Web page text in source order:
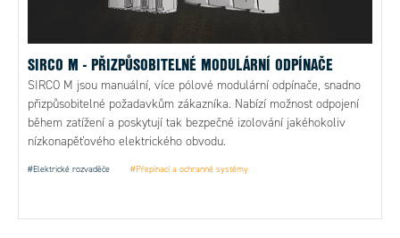
SIRCO M - PŘIZPŮSOBITELNÉ MODULÁRNÍ ODPÍNAČE
SIRCO M jsou manuální, více pólové modulární odpínače, snadno
přizpůsobitelné požadavkům zákazníka. Nabízí možnost odpojení
během zatížení a poskytují tak bezpečné izolování jakéhokoliv
nízkonapěťového elektrického obvodu.
#Elektrické rozvaděče #Přepínací a ochranné systémy